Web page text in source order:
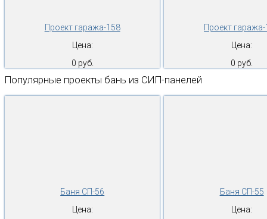
Проект гаража-158
Цена:
0 руб.
Проект
Цена:
0 руб.
Популярные проекты бань из СИП-панелей
Баня СП-56
Цена:
Баня СП-55
Цена: